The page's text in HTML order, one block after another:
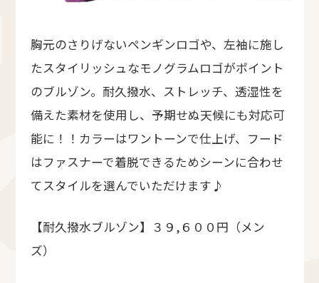
胸元のさりげないペンギンロゴや、左袖に施し
たスタイリッシュなモノグラムロゴがポイント
のブルゾン。耐久撥水、ストレッチ、透湿性を
備えた素材を使用し、予期せぬ天候にも対応可
能に！！カラーはワントーンで仕上げ、フード
はファスナーで着脱できるためシーンに合わせ
てスタイルを選んでいただけます♪
【耐久撥水ブルゾン】３９,６００円（メン
ズ）